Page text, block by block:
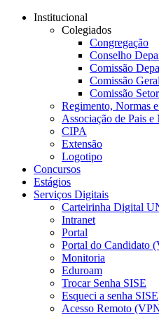
Conteúdo principal
Institucional
Colegiados
Congregação
Conselho
Comissão
Comissão
Comissão
Regimento, Normas
Associação de Pais
CIPA
Extensão
Logotipo
Concursos
Estágios
Serviços Digitais
Carteirinha Digital
Intranet
Portal
Portal do Candidato
Monitoria
Eduroam
Trocar Senha SISE
Esqueci a senha SISE
Acesso Remoto